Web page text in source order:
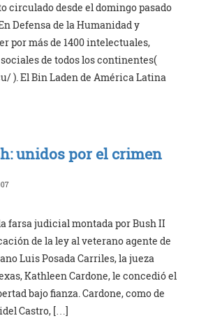
circulado desde el domingo pasado
Defensa de la Humanidad y
por más de 1400 intelectuales,
de todos los continentes(
). El Bin Laden de América Latina
unidos por el crimen
farsa judicial montada por Bush II
de la ley al veterano agente de
Luis Posada Carriles, la jueza
Kathleen Cardone, le concedió el
bajo fianza. Cardone, como de
Castro, […]